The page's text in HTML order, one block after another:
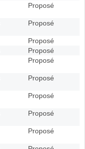
Proposé
Proposé
Proposé
Proposé
Proposé
Proposé
Proposé
Proposé
Proposé